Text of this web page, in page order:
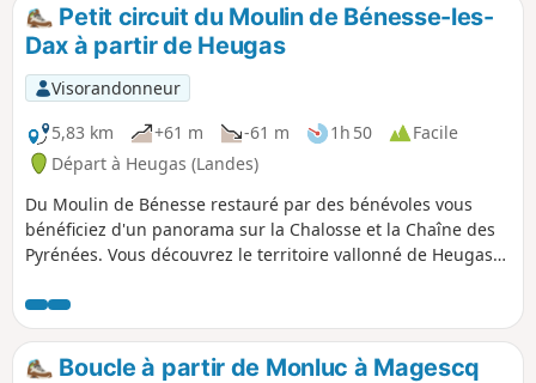
Petit circuit du Moulin de Bénesse-les-
Dax à partir de Heugas
Visorandonneur
5,83 km
+61 m -61 m 1h 50
Facile
Départ à Heugas (Landes)
Du Moulin de Bénesse restauré par des bénévoles vous
bénéficiez d'un panorama sur la Chalosse et la Chaîne des
Pyrénées. Vous découvrez le territoire vallonné de Heugas
moins sept châteaux d'eau. Aux heures d'ouverture, vous
pouvez acheter pain, viennoiseries et boissons chaudes au
parking du moulin.
Boucle à partir de Monluc à Magescq